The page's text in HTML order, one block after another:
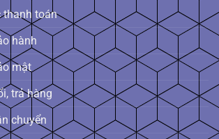
thanh toán
hành
mật
trả hàng
chuyển